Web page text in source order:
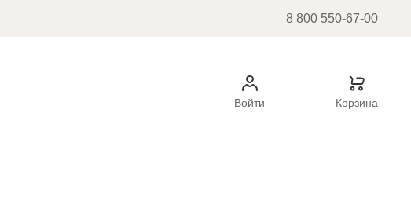
8 800 550-67-00
Войти Корзина